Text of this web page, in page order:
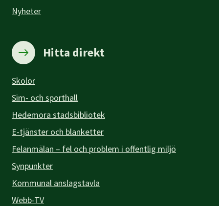
Nyheter
Hitta direkt
Skolor
Sim- och sporthall
Hedemora stadsbibliotek
E-tjänster och blanketter
Felanmälan – fel och problem i offentlig miljö
Synpunkter
Kommunal anslagstavla
Webb-TV